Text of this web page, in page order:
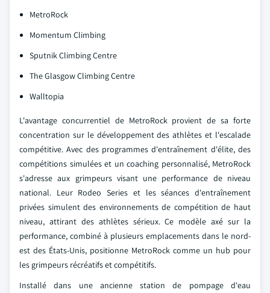
MetroRock
Momentum Climbing
Sputnik Climbing Centre
The Glasgow Climbing Centre
Walltopia
L'avantage concurrentiel de MetroRock provient de sa forte
concentration sur le développement des athlètes et l'escalade
compétitive. Avec des programmes d'entraînement d'élite, des
compétitions simulées et un coaching personnalisé, MetroRock
s'adresse aux grimpeurs visant une performance de niveau
national. Leur Rodeo Series et les séances d'entraînement
privées simulent des environnements de compétition de haut
niveau, attirant des athlètes sérieux. Ce modèle axé sur la
performance, combiné à plusieurs emplacements dans le nord-
est des États-Unis, positionne MetroRock comme un hub pour
les grimpeurs récréatifs et compétitifs.
Installé dans une ancienne station de pompage d'eau